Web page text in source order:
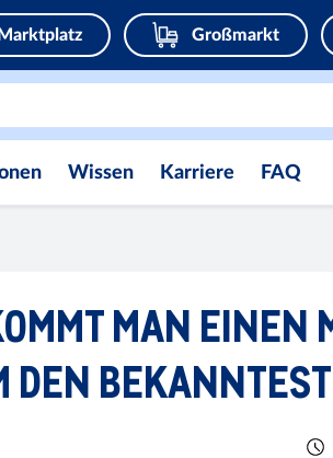
Großmarkt
Wissen Karriere FAQ
MAN
DEN